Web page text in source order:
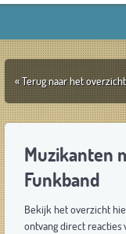
« Terug naar het overzicht
Muzikanten
Funkband
Bekijk het overzicht
ontvang direct